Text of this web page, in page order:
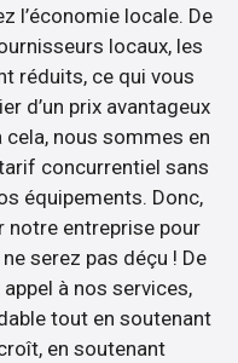
l’économie locale. De
locaux, les
réduits, ce qui vous
d’un prix avantageux
nous sommes en
concurrentiel sans
équipements. Donc,
notre entreprise pour
serez pas déçu ! De
à nos services,
tout en soutenant
en soutenant